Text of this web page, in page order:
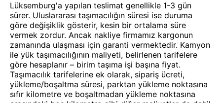
Lüksemburg'a yapılan teslimat genellikle 1-3 gün
sürer. Uluslararası taşımacılığın süresi ise duruma
göre değişiklik gösterir, kesin bir ortalama süre
vermek zordur. Ancak nakliye firmamız kargonun
zamanında ulaşması için garanti vermektedir. Kamyon
ile yük taşımacılığının maliyeti, belirlenen tarifelere
göre hesaplanır – birim taşıma işi başına fiyat.
Taşımacılık tarifelerine ek olarak, sipariş ücreti,
yükleme/boşaltma süresi, parktan yükleme noktasına
sıfır kilometre ve boşaltmadan yükleme noktasına